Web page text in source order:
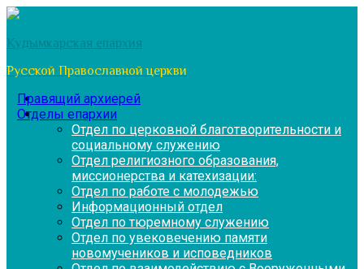
Перейти
содержимому
Кудымкарская епархия
Русской Православной церкви
Правящий архиерей
Отделы епархии
Отдел по церковной благотворительности и
социальному служению
Отдел религиозного образования,
миссионерства и катехизации:
Отдел по работе с молодежью
Информационный отдел
Отдел по тюремному служению
Отдел по увековечению памяти
новомучеников и исповедников